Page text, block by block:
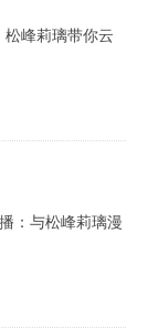
峰莉璃带你云
：与松峰莉璃漫